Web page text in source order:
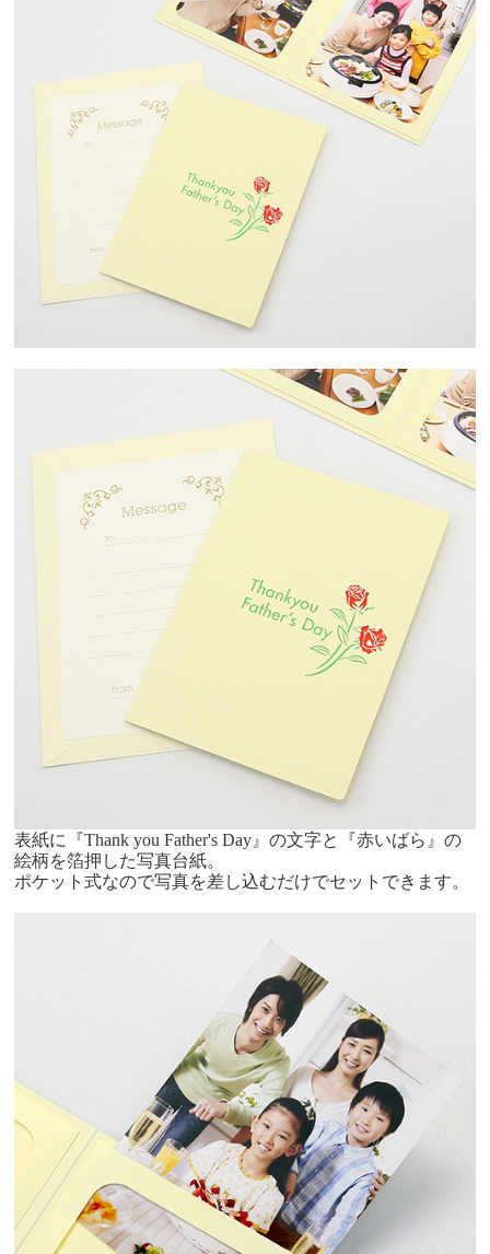
表紙に『Thank you Father's Day』の文字と『赤いばら』の
絵柄を箔押した写真台紙。
ポケット式なので写真を差し込むだけでセットできます。